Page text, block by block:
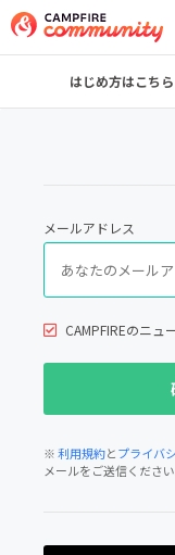
はじめ方はこちら
メールアドレス
CAMPFIREのニュ
※利用規約とプライバ
メールをご送信ください